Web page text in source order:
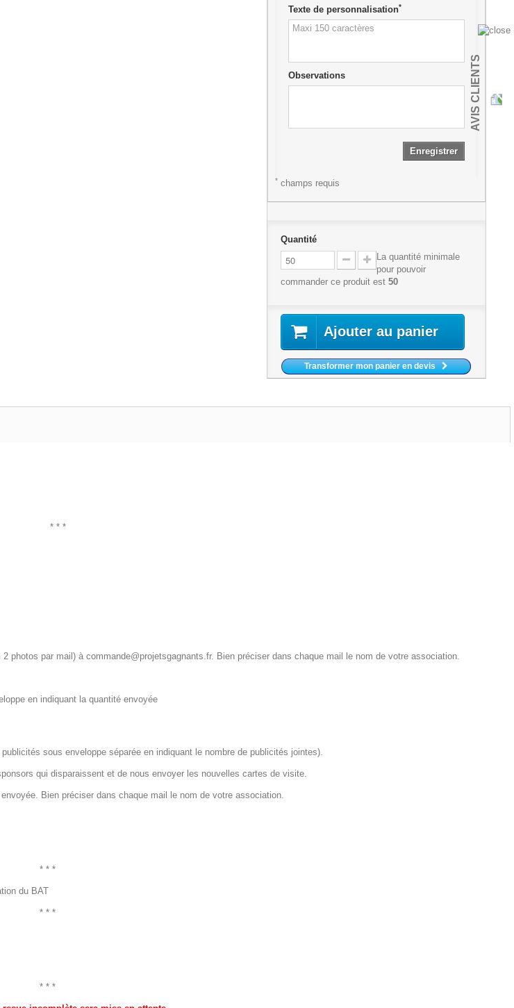
Texte de personnalisation*
Observations
Enregistrer
* champs requis
Quantité
La quantité minimale
pour pouvoir
commander ce produit est 50
Ajouter au panier
Transformer mon panier en devis
* * *
photos par mail) à commande@projetsgagnants.fr. Bien préciser dans chaque mail le nom de votre association.
en indiquant la quantité envoyée
sous enveloppe séparée en indiquant le nombre de publicités jointes).
qui disparaissent et de nous envoyer les nouvelles cartes de visite.
Bien préciser dans chaque mail le nom de votre association.
* * *
du BAT
* * *
* * *
AVIS CLIENTS